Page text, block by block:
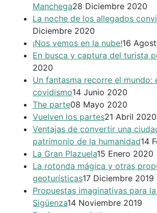
Manchega28 Diciembre 2020
La noche de los allegados
Diciembre 2020
¡Nos vemos en la nube!16
En busca y captura del turista
2020
Un fantasma recorre el mundo:
covidismo14 Junio 2020
The parte08 Mayo 2020
Vuelven los partes21 Abril 2020
Ventajas de convertir una
patrimonio de la humanidad14
La Gran Plazuela15 Enero 2020
La rotonda mágica y otras
geoturísticas17 Diciembre 2019
Propuestas imaginativas para
Sigüenza14 Noviembre 2019